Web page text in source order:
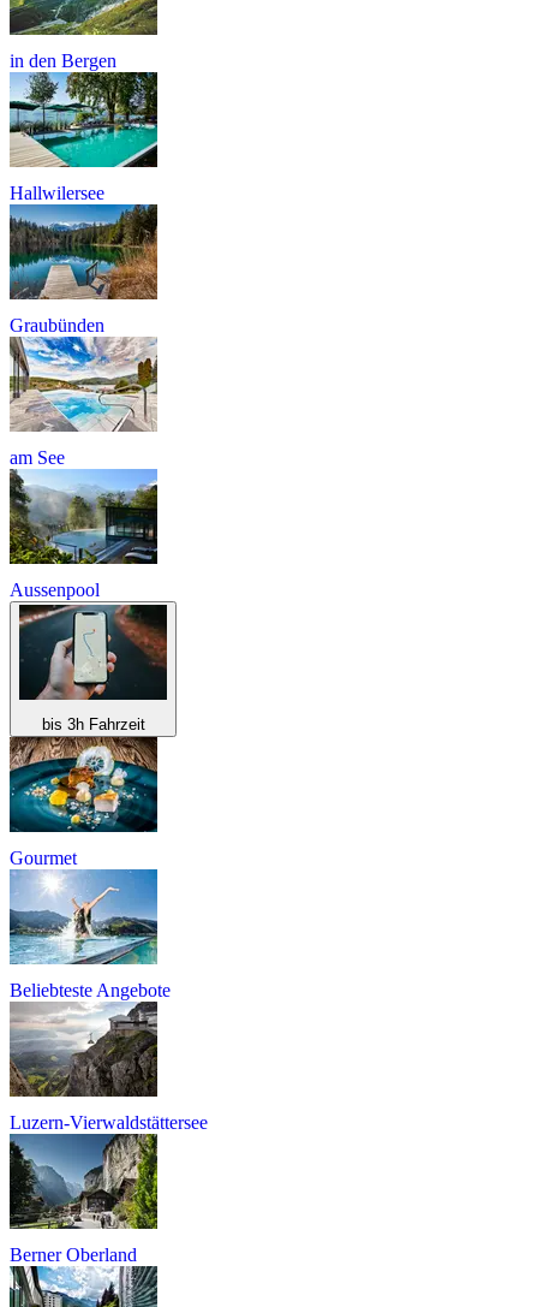
in den Bergen
Hallwilersee
Graubünden
am See
Aussenpool
bis 3h Fahrzeit
Gourmet
Beliebteste Angebote
Luzern-Vierwaldstättersee
Berner Oberland